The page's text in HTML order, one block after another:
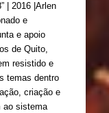
| 2016 |Arlen
e
e apoio
de Quito,
resistido e
temas dentro
criação e
ao sistema